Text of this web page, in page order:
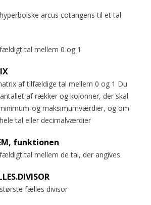
arcus cotangens til et tal
tal mellem 0 og 1
af tilfældige tal mellem 0 og 1 Du
af rækker og kolonner, der skal
og maksimumværdier, og om
tal eller decimalværdier
funktionen
tal mellem de tal, der angives
fælles divisor